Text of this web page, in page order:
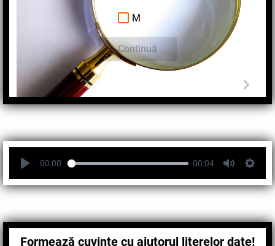
M
Continuă
00:00 00:04
Formează cuvinte cu ajutorul literelor date!